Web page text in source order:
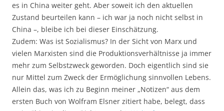
es in China weiter geht. Aber soweit ich den aktuellen
Zustand beurteilen kann – ich war ja noch nicht selbst in
China –, bleibe ich bei dieser Einschätzung.
Zudem: Was ist Sozialismus? In der Sicht von Marx und
vielen Marxisten sind die Produktionsverhältnisse ja immer
mehr zum Selbstzweck geworden. Doch eigentlich sind sie
nur Mittel zum Zweck der Ermöglichung sinnvollen Lebens.
Allein das, was ich zu Beginn meiner „Notizen“ aus dem
ersten Buch von Wolfram Elsner zitiert habe, belegt, dass